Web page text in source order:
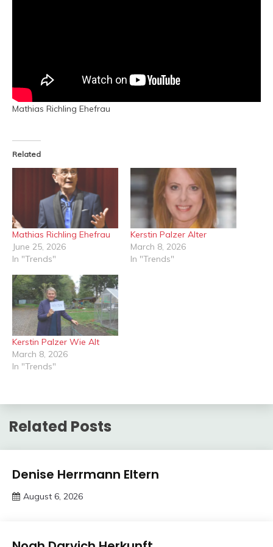
Mathias Richling Ehefrau
Related
Mathias Richling Ehefrau
June 25, 2026
In "Trends"
Kerstin Palzer Alter
March 8, 2026
In "Trends"
Kerstin Palzer Wie Alt
March 8, 2026
In "Trends"
Related Posts
Trends
Denise Herrmann Eltern
August 6, 2026
Trends